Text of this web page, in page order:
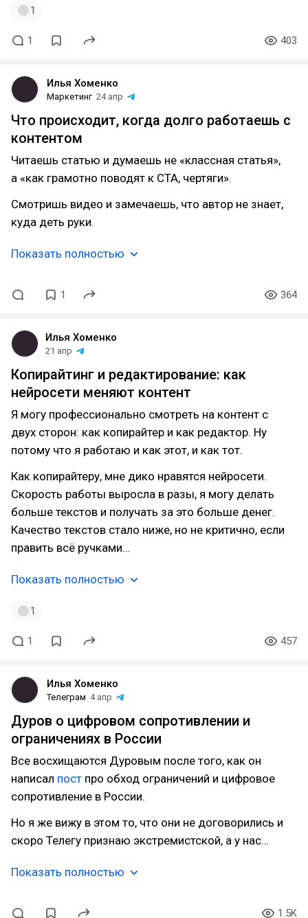
1
1 403
Илья Хоменко
Маркетинг 24 апр
Что происходит, когда долго работаешь с
контентом
Читаешь статью и думаешь не «классная статья»,
а «как грамотно поводят к CTA, чертяги».
Смотришь видео и замечаешь, что автор не знает,
куда деть руки.
Показать полностью
1 364
Илья Хоменко
21 апр
Копирайтинг и редактирование: как
нейросети меняют контент
Я могу профессионально смотреть на контент с
двух сторон: как копирайтер и как редактор. Ну
потому что я работаю и как этот, и как тот.
Как копирайтеру, мне дико нравятся нейросети.
Скорость работы выросла в разы, я могу делать
больше текстов и получать за это больше денег.
Качество текстов стало ниже, но не критично, если
править всё ручками…
Показать полностью
1
1 457
Илья Хоменко
Телеграм 4 апр
Дуров о цифровом сопротивлении и
ограничениях в России
Все восхищаются Дуровым после того, как он
написал пост про обход ограничений и цифровое
сопротивление в России.
Но я же вижу в этом то, что они не договорились и
скоро Телегу признаю экстремистской, а у нас…
Показать полностью
1.5K